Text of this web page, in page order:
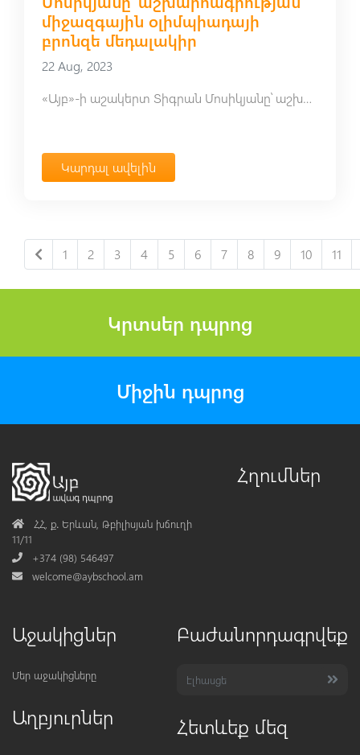
միջազգային օլիմպիադայի
բրոնզե մեդալակիր
22 Aug, 2023
«Այբ»-ի աշակերտ Տիգրան Մոսիկյանը՝ աշխարհագրության միջազգային օլիմպիադայի բրոնզե մեդալակիր
Կարդալ ավելին
1 2 3 4 5 6 7 8 9 10 11
Կրտսեր դպրոց
Միջին դպրոց
AddressՀՀ, ք․ Երևան, Թբիլիսյան խճուղի
11/11
Phone+374 (98) 546497
Mail
welcome@aybschool.am
Հղումներ
Աջակիցներ
Մեր աջակիցները
Աղբյուրներ
Բաժանորդագրվեք
Հետևեք մեզ